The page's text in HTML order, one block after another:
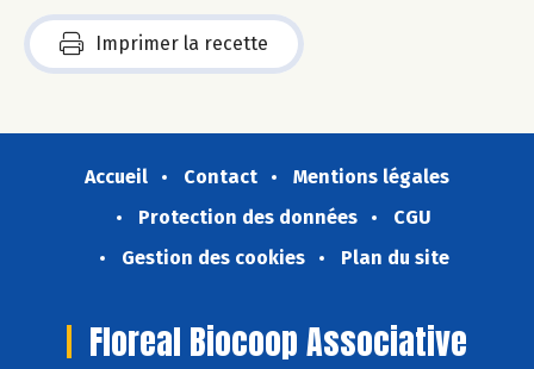
Imprimer la recette
Accueil Contact
Mentions légales
Protection des données
CGU
Gestion des cookies
Plan du site
Floreal Biocoop Associative